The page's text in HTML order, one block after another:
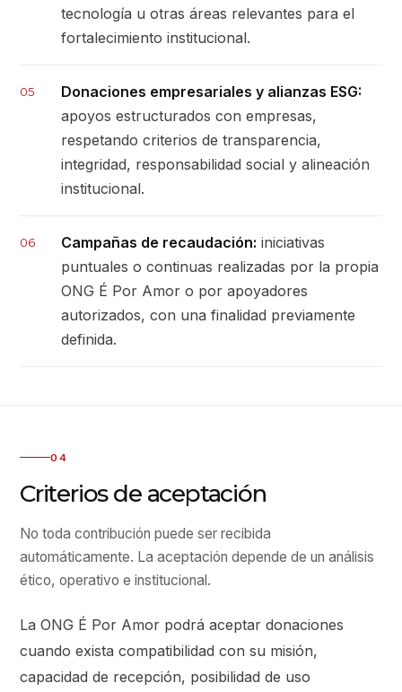
tecnología u otras áreas relevantes para el
fortalecimiento institucional.
05
Donaciones empresariales y alianzas ESG:
apoyos estructurados con empresas,
respetando criterios de transparencia,
integridad, responsabilidad social y alineación
institucional.
06 Campañas de recaudación: iniciativas
puntuales o continuas realizadas por la propia
ONG É Por Amor o por apoyadores
autorizados, con una finalidad previamente
definida.
04
Criterios de aceptación
No toda contribución puede ser recibida
automáticamente. La aceptación depende de un análisis
ético, operativo e institucional.
La ONG É Por Amor podrá aceptar donaciones
cuando exista compatibilidad con su misión,
capacidad de recepción, posibilidad de uso